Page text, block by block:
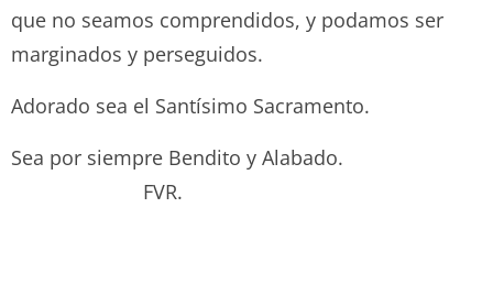
que no seamos comprendidos, y podamos ser
marginados y perseguidos.
Adorado sea el Santísimo Sacramento.
Sea por siempre Bendito y Alabado.
FVR.